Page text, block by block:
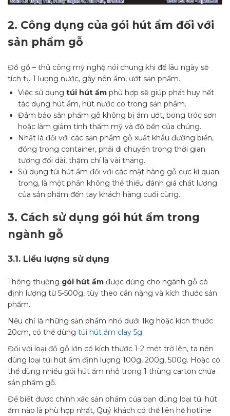
2. Công dụng của gói hút ẩm đối với
sản phẩm gỗ
Đồ gỗ – thủ công mỹ nghệ nói chung khi để lâu ngày sẽ
tích tụ 1 lượng nước, gây nên ẩm, ướt sản phẩm.
Việc sử dụng túi hút ẩm phù hợp sẽ giúp phát huy hết
tác dụng hút ẩm, hút nước có trong sản phẩm.
Đảm bảo sản phẩm gỗ không bị ẩm ướt, bong tróc sơn
hoặc làm giảm tính thẩm mỹ và độ bền của chúng.
Nhất là đối với các sản phẩm gỗ xuất khẩu đường biển,
đóng trong container, phải di chuyển trong thời gian
tương đối dài, thậm chí là vài tháng.
Sử dụng túi hút ẩm đối với các mặt hàng gỗ cực kì quan
trọng, là một phần không thể thiếu đánh giá chất lượng
của sản phẩm đến tay khách hàng cuối cùng.
3. Cách sử dụng gói hút ẩm trong
ngành gỗ
3.1. Liều lượng sử dụng
Thông thường gói hút ẩm được dùng cho ngành gỗ có
định lượng từ 5-500g, tùy theo cân nặng và kích thước sản
phẩm.
Nếu chỉ là những sản phẩm nhỏ dưới 1kg hoặc kích thước
20cm, có thể dùng túi hút ẩm clay 5g.
Đối với loại đồ gỗ lớn có kích thước 1-2 mét trở lên, ta nên
dùng loại túi hút ẩm định lượng 100g, 200g, 500g. Hoặc có
thể dùng nhiều gói hút ẩm nhỏ trong 1 thùng carton chứa
sản phẩm gỗ.
Để biết được chính xác sản phẩm của bạn dùng loại túi hút
ẩm nào là phù hợp nhất, Quý khách có thể liên hệ hotline